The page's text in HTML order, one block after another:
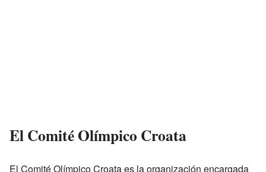
El Comité Olímpico Croata
El Comité Olímpico Croata es la organización encargada